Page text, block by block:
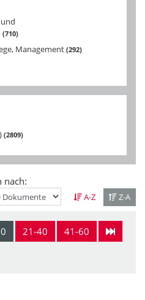
710
Management 292
2809
nach:
A-Z Z-A
21-40
41-60